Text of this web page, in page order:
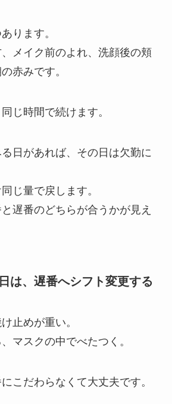
ります。
メイク前のよれ、洗顔後の頬
赤みです。
じ時間で続けます。
日があれば、その日は欠勤に
じ量で戻します。
遅番のどちらが合うかが見え
は、遅番へシフト変更する
止めが重い。
マスクの中でべたつく。
こだわらなくて大丈夫です。